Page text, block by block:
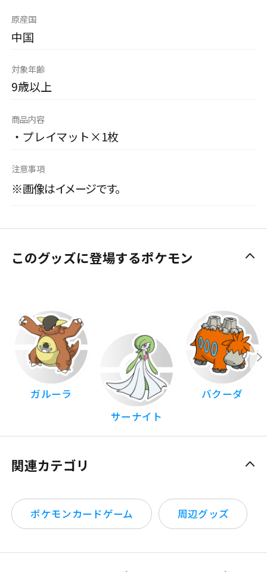
原産国
中国
対象年齢
9歳以上
商品内容
・プレイマット×1枚
注意事項
※画像はイメージです。
このグッズに登場するポケモン
ガルーラ
サーナイト
バクーダ
関連カテゴリ
ポケモンカードゲーム 周辺グッズ